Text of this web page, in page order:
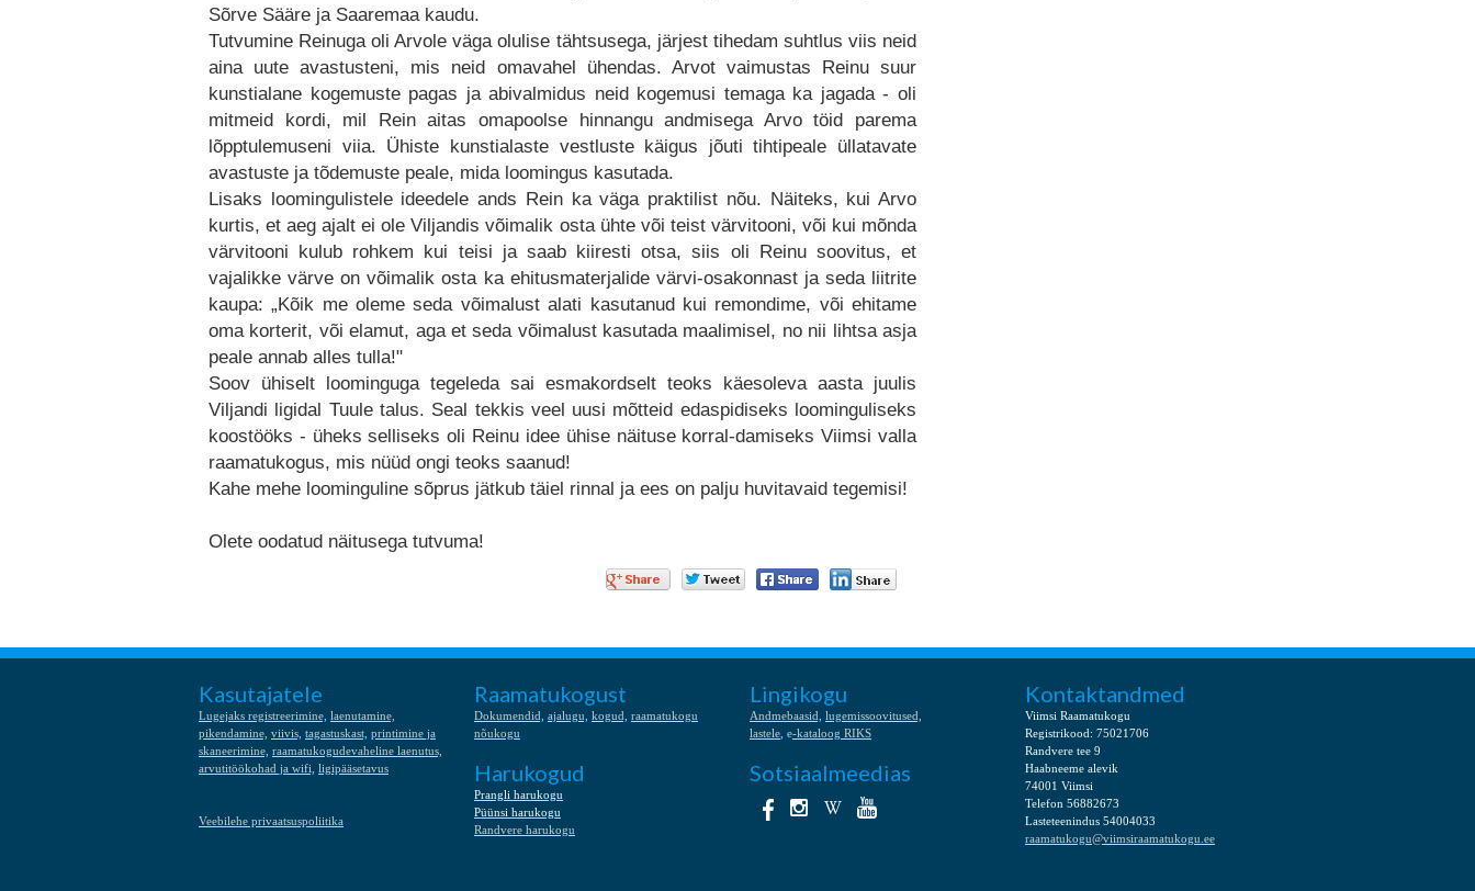
Sõrve Sääre ja Saaremaa kaudu.
Tutvumine Reinuga oli Arvole väga olulise tähtsusega, järjest tihedam suhtlus viis neid
aina uute avastusteni, mis neid omavahel ühendas. Arvot vaimustas Reinu suur
kunstialane kogemuste pagas ja abivalmidus neid kogemusi temaga ka jagada - oli
mitmeid kordi, mil Rein aitas omapoolse hinnangu andmisega Arvo töid parema
lõpptulemuseni viia. Ühiste kunstialaste vestluste käigus jõuti tihtipeale üllatavate
avastuste ja tõdemuste peale, mida loomingus kasutada.
Lisaks loomingulistele ideedele ands Rein ka väga praktilist nõu. Näiteks, kui Arvo
kurtis, et aeg ajalt ei ole Viljandis võimalik osta ühte või teist värvitooni, või kui mõnda
värvitooni kulub rohkem kui teisi ja saab kiiresti otsa, siis oli Reinu soovitus, et
vajalikke värve on võimalik osta ka ehitusmaterjalide värvi-osakonnast ja seda liitrite
kaupa: „Kõik me oleme seda võimalust alati kasutanud kui remondime, või ehitame
oma korterit, või elamut, aga et seda võimalust kasutada maalimisel, no nii lihtsa asja
peale annab alles tulla!"
Soov ühiselt loominguga tegeleda sai esmakordselt teoks käesoleva aasta juulis
Viljandi ligidal Tuule talus. Seal tekkis veel uusi mõtteid edaspidiseks loominguliseks
koostööks - üheks selliseks oli Reinu idee ühise näituse korral-damiseks Viimsi valla
raamatukogus, mis nüüd ongi teoks saanud!
Kahe mehe loominguline sõprus jätkub täiel rinnal ja ees on palju huvitavaid tegemisi!
Olete oodatud näitusega tutvuma!
Kasutajatele
Lugejaks registreerimine, laenutamine,
pikendamine, viivis, tagastuskast, printimine ja
skaneerimine, raamatukogudevaheline laenutus,
arvutitöökohad ja wifi, ligipääsetavus
Veebilehe privaatsuspoliitika
Raamatukogust
Dokumendid, ajalugu, kogud, raamatukogu
nõukogu
Harukogud
Prangli harukogu
Püünsi harukogu
Randvere harukogu
Lingikogu
Andmebaasid, lugemissoovitused,
lastele , e-kataloog RIKS
Sotsiaalmeedias
Kontaktandmed
Viimsi Raamatukogu
Registrikood: 75021706
Randvere tee 9
Haabneeme alevik
74001 Viimsi
Telefon 56882673
Lasteteenindus 54004033
raamatukogu@viimsiraamatukogu.ee